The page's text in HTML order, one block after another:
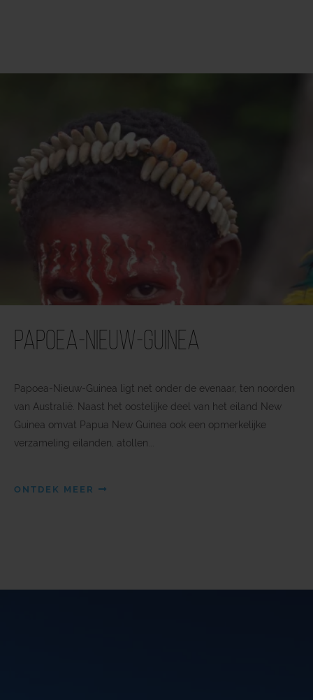
Papoea-Nieuw-Guinea
Papoea-Nieuw-Guinea ligt net onder de evenaar, ten noorden
van Australië. Naast het oostelijke deel van het eiland New
Guinea omvat Papua New Guinea ook een opmerkelijke
verzameling eilanden, atollen...
ONTDEK MEER